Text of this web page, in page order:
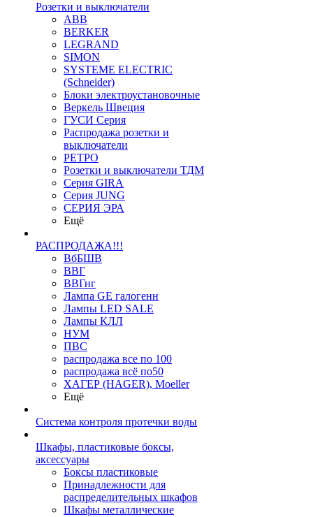
Розетки и выключатели
ABB
BERKER
LEGRAND
SIMON
SYSTEME ELECTRIC
(Schneider)
Блоки электроустановочные
Веркель Швеция
ГУСИ Серия
Распродажа розетки и
выключатели
РЕТРО
Розетки и выключатели ТДМ
Серия GIRA
Серия JUNG
СЕРИЯ ЭРА
Ещё
РАСПРОДАЖА!!!
ВбБШВ
ВВГ
ВВГнг
Лампа GE галогенн
Лампы LED SALE
Лампы КЛЛ
НУМ
ПВС
распродажа все по 100
распродажа всё по50
ХАГЕР (HAGER), Moeller
Ещё
Система контроля протечки воды
Шкафы, пластиковые боксы,
аксессуары
Боксы пластиковые
Принадлежности для
распределительных шкафов
Шкафы металлические